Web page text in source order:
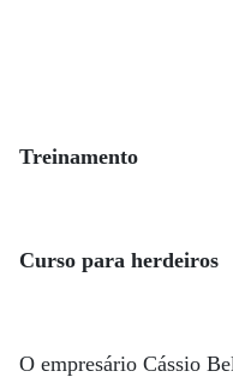
Treinamento
Curso para herdeiros
O empresário Cássio